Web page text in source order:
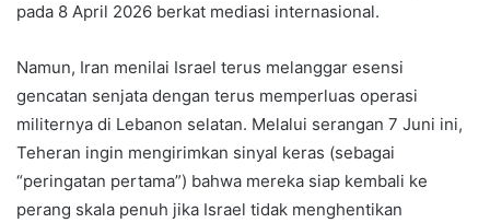
pada 8 April 2026 berkat mediasi internasional.
Namun, Iran menilai Israel terus melanggar esensi
gencatan senjata dengan terus memperluas operasi
militernya di Lebanon selatan. Melalui serangan 7 Juni ini,
Teheran ingin mengirimkan sinyal keras (sebagai
“peringatan pertama”) bahwa mereka siap kembali ke
perang skala penuh jika Israel tidak menghentikan